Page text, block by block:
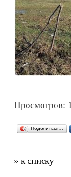
Просмотров:
Поделиться…
» к списку